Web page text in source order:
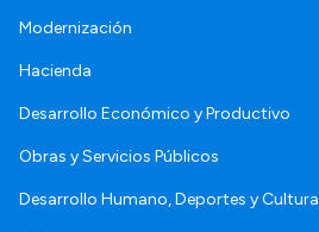
Modernización
Hacienda
Desarrollo Económico y Productivo
Obras y Servicios Públicos
Desarrollo Humano, Deportes y Cultura